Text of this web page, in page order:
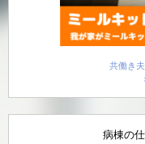
共働き
病棟の